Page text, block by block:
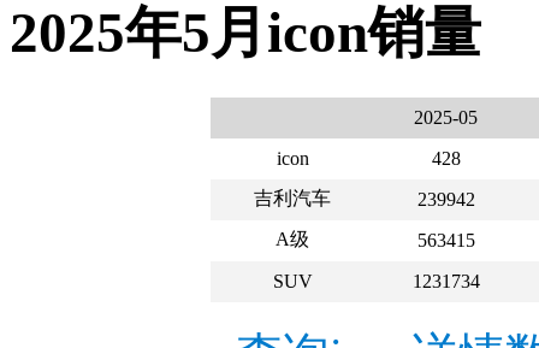
2025年5月icon销量
2025-05
icon
428
吉利汽车
239942
A级
563415
SUV
1231734